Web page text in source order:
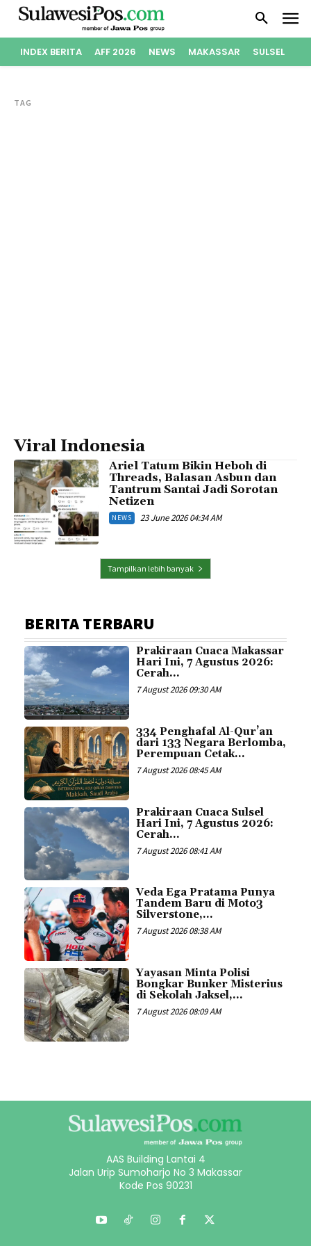
INDEX BERITA AFF 2026 NEWS MAKASSAR SULSEL
TAG
Viral Indonesia
Ariel Tatum Bikin Heboh di
Threads, Balasan Asbun dan
Tantrum Santai Jadi Sorotan
Netizen
NEWS 23 June 2026 04:34 AM
Tampilkan lebih banyak
BERITA TERBARU
Prakiraan Cuaca Makassar
Hari Ini, 7 Agustus 2026:
Cerah...
7 August 2026 09:30 AM
334 Penghafal Al-Qur’an
dari 133 Negara Berlomba,
Perempuan Cetak...
7 August 2026 08:45 AM
Prakiraan Cuaca Sulsel
Hari Ini, 7 Agustus 2026:
Cerah...
7 August 2026 08:41 AM
Veda Ega Pratama Punya
Tandem Baru di Moto3
Silverstone,...
7 August 2026 08:38 AM
Yayasan Minta Polisi
Bongkar Bunker Misterius
di Sekolah Jaksel,...
7 August 2026 08:09 AM
AAS Building Lantai 4
Jalan Urip Sumoharjo No 3 Makassar
Kode Pos 90231